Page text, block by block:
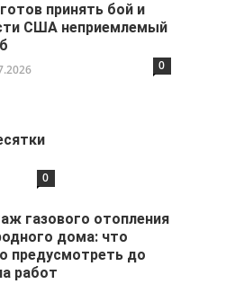
принять бой и
США неприемлемый
0
0
газового отопления
дома: что
предусмотреть до
работ